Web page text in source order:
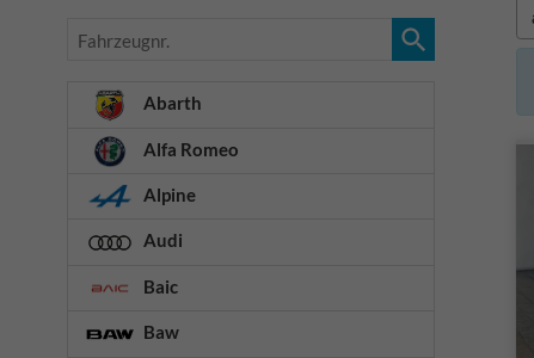
Fahrzeugnr.
Abarth
Alfa Romeo
Alpine
Audi
Baic
Baw